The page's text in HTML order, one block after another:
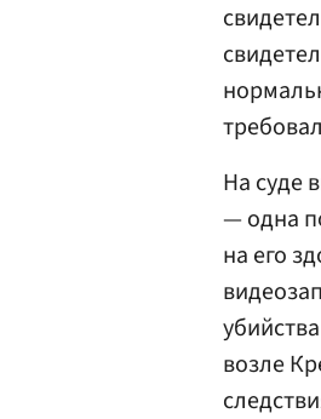
На суде
— одна
на его
возле